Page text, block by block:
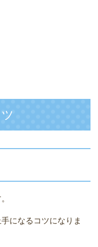
になるコツになりま